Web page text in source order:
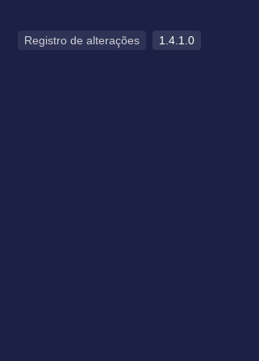
Registro de alterações 1.4.1.0